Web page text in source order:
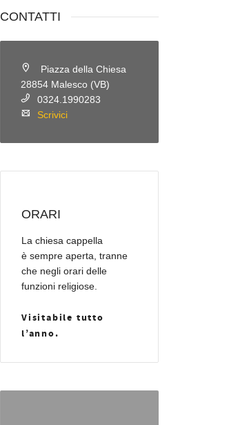
CONTATTI
Piazza della Chiesa
28854 Malesco (VB)
0324.1990283
Scrivici
ORARI
La chiesa cappella
è sempre aperta, tranne
che negli orari delle
funzioni religiose.
Visitabile tutto
l’anno.